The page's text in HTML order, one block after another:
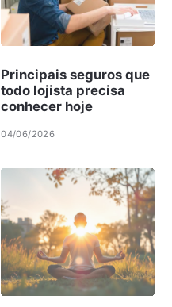
Principais seguros que
todo lojista precisa
conhecer hoje
04/06/2026